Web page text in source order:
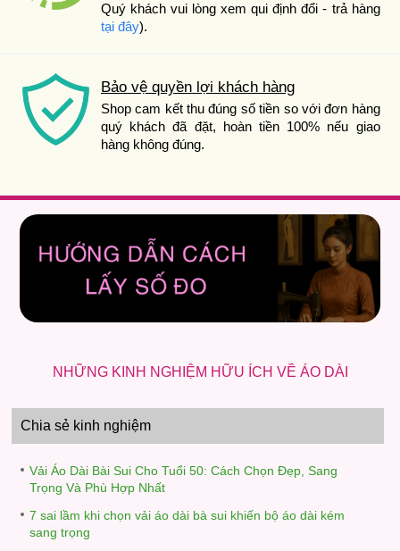
Quý khách vui lòng xem qui định đổi - trả hàng
tại đây).
Bảo vệ quyền lợi khách hàng
Shop cam kết thu đúng số tiền so với đơn hàng
quý khách đã đặt, hoàn tiền 100% nếu giao
hàng không đúng.
NHỮNG KINH NGHIỆM HỮU ÍCH VỀ ÁO DÀI
Chia sẻ kinh nghiệm
Vải Áo Dài Bài Sui Cho Tuổi 50: Cách Chọn Đẹp, Sang
Trọng Và Phù Hợp Nhất
7 sai lầm khi chọn vải áo dài bà sui khiến bộ áo dài kém
sang trọng